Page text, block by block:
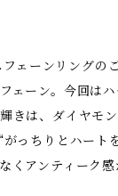
ーンリングのご
ェーン。今回は
きは、ダイヤモ
っちりとハー
くアンティーク